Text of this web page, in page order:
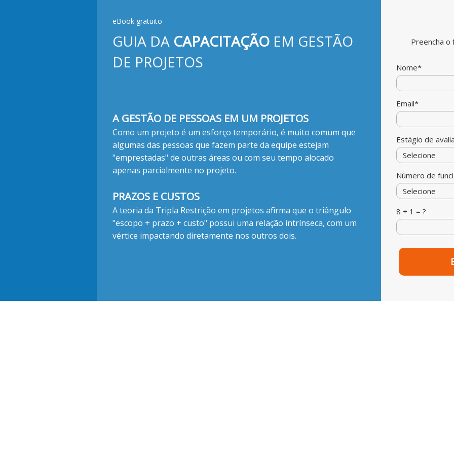
eBook gratuito
GUIA DA CAPACITAÇÃO EM GESTÃO
DE PROJETOS
A GESTÃO DE PESSOAS EM UM PROJETOS
Como um projeto é um esforço temporário, é muito comum que
algumas das pessoas que fazem parte da equipe estejam
"emprestadas" de outras áreas ou com seu tempo alocado
apenas parcialmente no projeto.
PRAZOS E CUSTOS
A teoria da Tripla Restrição em projetos afirma que o triângulo
"escopo + prazo + custo" possui uma relação intrínseca, com um
vértice impactando diretamente nos outros dois.
Preencha o
Nome*
Email*
Estágio de
Número de
8 + 1 = ?